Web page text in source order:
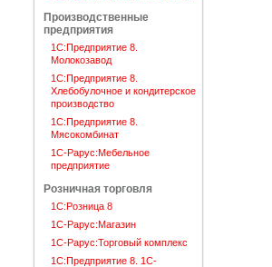
Производственные
предприятия
1С:Предприятие 8.
Молокозавод
1С:Предприятие 8.
Хлебобулочное и кондитерское
производство
1С:Предприятие 8.
Мясокомбинат
1С-Рарус:Мебельное
предприятие
Розничная торговля
1С:Розница 8
1С-Рарус:Магазин
1С-Рарус:Торговый комплекс
1С:Предприятие 8. 1С-